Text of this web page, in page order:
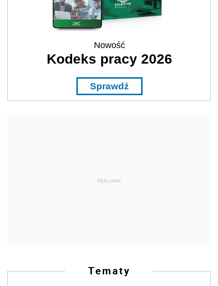
Nowość
Kodeks pracy 2026
Sprawdź
REKLAMA
Tematy